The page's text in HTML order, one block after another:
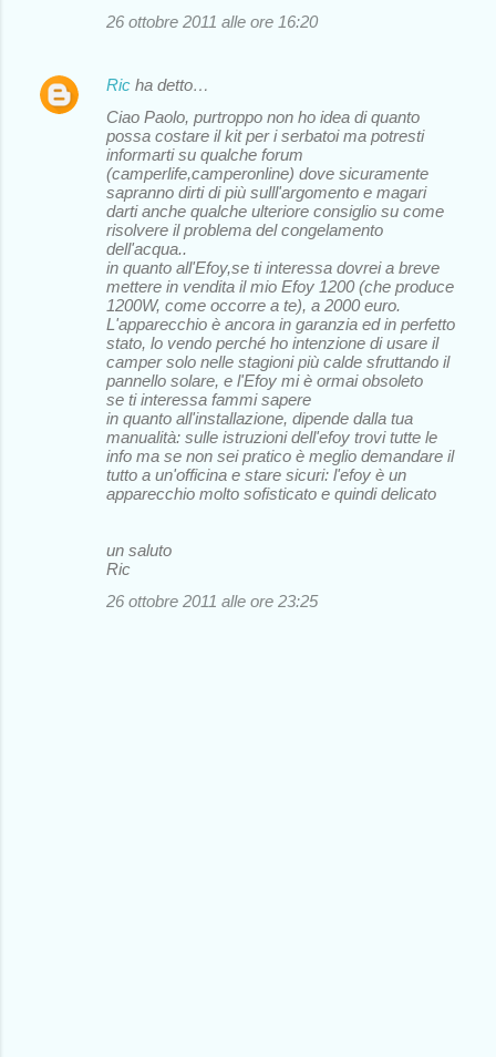
26 ottobre 2011 alle ore 16:20
Ric ha detto…
Ciao Paolo, purtroppo non ho idea di quanto
possa costare il kit per i serbatoi ma potresti
informarti su qualche forum
(camperlife,camperonline) dove sicuramente
sapranno dirti di più sulll'argomento e magari
darti anche qualche ulteriore consiglio su come
risolvere il problema del congelamento
dell'acqua..
in quanto all'Efoy,se ti interessa dovrei a breve
mettere in vendita il mio Efoy 1200 (che produce
1200W, come occorre a te), a 2000 euro.
L'apparecchio è ancora in garanzia ed in perfetto
stato, lo vendo perché ho intenzione di usare il
camper solo nelle stagioni più calde sfruttando il
pannello solare, e l'Efoy mi è ormai obsoleto
se ti interessa fammi sapere
in quanto all'installazione, dipende dalla tua
manualità: sulle istruzioni dell'efoy trovi tutte le
info ma se non sei pratico è meglio demandare il
tutto a un'officina e stare sicuri: l'efoy è un
apparecchio molto sofisticato e quindi delicato
un saluto
Ric
26 ottobre 2011 alle ore 23:25